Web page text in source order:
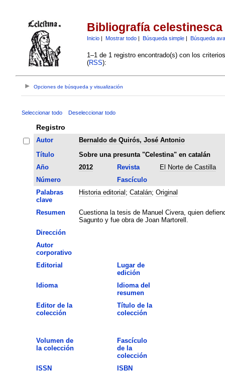
Bibliografía celestinesca
Inicio| Mostrar todo| Búsqueda simple| Búsqueda
1–1 de 1 registro encontrado(s) con los
(RSS):
Opciones de búsqueda y visualización
Seleccionar todo Deseleccionar todo
Registro
Autor
Bernaldo de Quirós, José Antonio
Título
Sobre una presunta "Celestina" en catalán
Año
2012 Revista
El Norte de Castilla
Número
Fascículo
Palabras
clave
Historia editorial ; Catalán; Original
Resumen
Cuestiona la tesis de Manuel Civera, quien
Sagunto y fue obra de Joan Martorell.
Dirección
Autor
corporativo
Editorial
Lugar de
edición
Idioma
Idioma del
resumen
Editor de la
colección
Título de la
colección
Volumen de
la colección
Fascículo
de la
colección
ISSN
ISBN